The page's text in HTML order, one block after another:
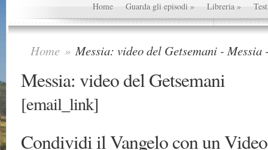
Home Guarda gli episodi » Libreria »
Home » Messia: video del Getsemani -
Messia: video del Getsemani
[email_link]
Condividi il Vangelo con un